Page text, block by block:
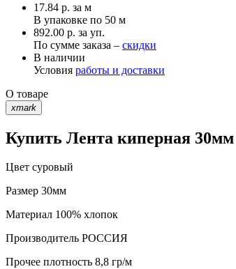
17.84 р. за м
В упаковке по 50 м
892.00 р. за уп.
По сумме заказа – скидки
В наличии
Условия работы и доставки
О товаре
xmark
Купить Лента киперная 30мм
Цвет суровый
Размер 30мм
Материал 100% хлопок
Производитель РОССИЯ
Прочее плотность 8,8 гр/м